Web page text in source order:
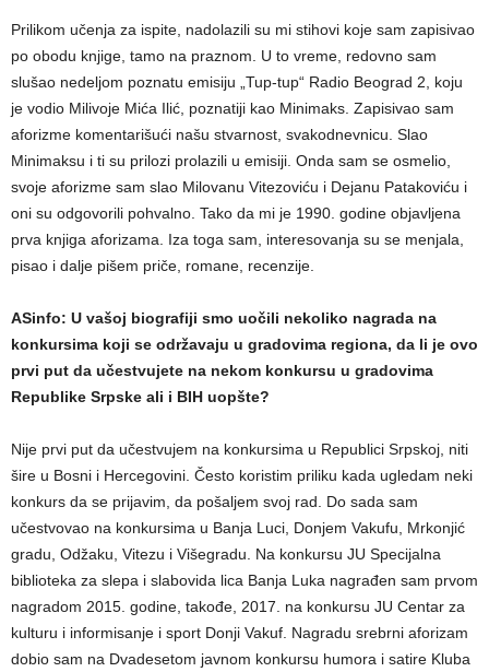
Prilikom učenja za ispite, nadolazili su mi stihovi koje sam zapisivao
po obodu knjige, tamo na praznom. U to vreme, redovno sam
slušao nedeljom poznatu emisiju „Tup-tup“ Radio Beograd 2, koju
je vodio Milivoje Mića Ilić, poznatiji kao Minimaks. Zapisivao sam
aforizme komentarišući našu stvarnost, svakodnevnicu. Slao
Minimaksu i ti su prilozi prolazili u emisiji. Onda sam se osmelio,
svoje aforizme sam slao Milovanu Vitezoviću i Dejanu Patakoviću i
oni su odgovorili pohvalno. Tako da mi je 1990. godine objavljena
prva knjiga aforizama. Iza toga sam, interesovanja su se menjala,
pisao i dalje pišem priče, romane, recenzije.
ASinfo: U vašoj biografiji smo uočili nekoliko nagrada na
konkursima koji se održavaju u gradovima regiona, da li je ovo
prvi put da učestvujete na nekom konkursu u gradovima
Republike Srpske ali i BIH uopšte?
Nije prvi put da učestvujem na konkursima u Republici Srpskoj, niti
šire u Bosni i Hercegovini. Često koristim priliku kada ugledam neki
konkurs da se prijavim, da pošaljem svoj rad. Do sada sam
učestvovao na konkursima u Banja Luci, Donjem Vakufu, Mrkonjić
gradu, Odžaku, Vitezu i Višegradu. Na konkursu JU Specijalna
biblioteka za slepa i slabovida lica Banja Luka nagrađen sam prvom
nagradom 2015. godine, takođe, 2017. na konkursu JU Centar za
kulturu i informisanje i sport Donji Vakuf. Nagradu srebrni aforizam
dobio sam na Dvadesetom javnom konkursu humora i satire Kluba